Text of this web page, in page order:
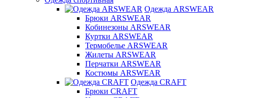
Одежда ARSWEAR
Брюки ARSWEAR
Кобинезоны ARSWEAR
Куртки ARSWEAR
Термобелье ARSWEAR
Жилеты ARSWEAR
Перчатки ARSWEAR
Костюмы ARSWEAR
Одежда CRAFT
Брюки CRAFT